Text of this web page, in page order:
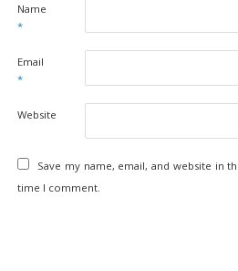
Name
*
Email
*
Website
Save my name, email, and website in
time I comment.